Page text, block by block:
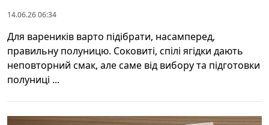
14.06.26 06:34
Для вареників варто підібрати, насамперед,
правильну полуницю. Соковиті, спілі ягідки дають
неповторний смак, але саме від вибору та підготовки
полуниці ...